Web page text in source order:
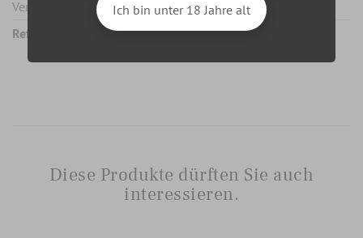
Verbot für Minderjährige unter 18 Jahren
Ref.
Diese Produkte dürften Sie auch
interessieren.
Ich bin unter 18 Jahre alt